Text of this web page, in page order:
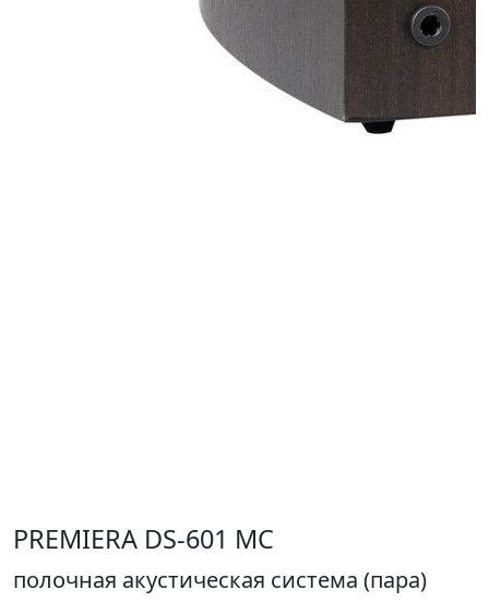
PREMIERA DS-601 MC
полочная акустическая система (пара)